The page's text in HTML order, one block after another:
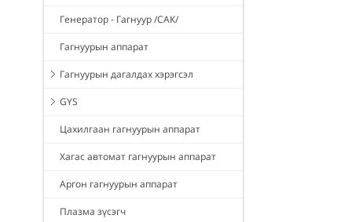
Генератор - Гагнуур /САК/
Гагнуурын аппарат
Гагнуурын дагалдах хэрэгсэл
GYS
Цахилгаан гагнуурын аппарат
Хагас автомат гагнуурын аппарат
Аргон гагнуурын аппарат
Плазма зүсэгч